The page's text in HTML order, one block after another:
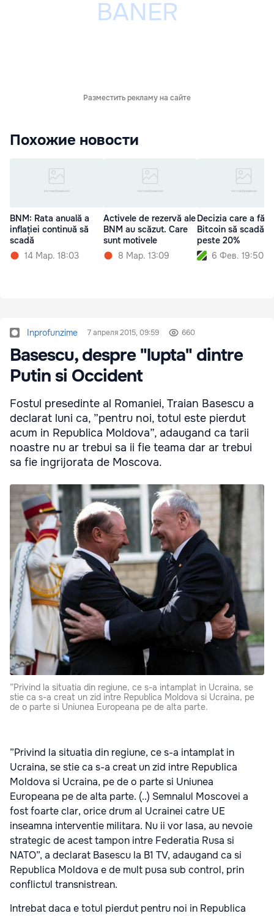
Разместить рекламу на сайте
Похожие новости
BNM: Rata anuală a
inflației continuă să
scadă
14 Мар. 18:03
Activele de rezervă ale
BNM au scăzut. Care
sunt motivele
8 Мар. 13:09
Decizia care a
Bitcoin să scadă
peste 20%
6 Фев. 19:50
Inprofunzime 7 апреля 2015, 09:59 660
Basescu, despre "lupta" dintre
Putin si Occident
Fostul presedinte al Romaniei, Traian Basescu a
declarat luni ca, ”pentru noi, totul este pierdut
acum in Republica Moldova”, adaugand ca tarii
noastre nu ar trebui sa ii fie teama dar ar trebui
sa fie ingrijorata de Moscova.
”Privind la situatia din regiune, ce s-a intamplat in Ucraina, se
stie ca s-a creat un zid intre Republica Moldova si Ucraina, pe
de o parte si Uniunea Europeana pe de alta parte.
”Privind la situatia din regiune, ce s-a intamplat in
Ucraina, se stie ca s-a creat un zid intre Republica
Moldova si Ucraina, pe de o parte si Uniunea
Europeana pe de alta parte. (..) Semnalul Moscovei a
fost foarte clar, orice drum al Ucrainei catre UE
inseamna interventie militara. Nu ii vor lasa, au nevoie
strategic de acest tampon intre Federatia Rusa si
NATO”, a declarat Basescu la B1 TV, adaugand ca si
Republica Moldova e de mult pusa sub control, prin
conflictul transnistrean.
Intrebat daca e totul pierdut pentru noi in Republica